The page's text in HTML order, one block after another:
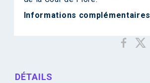
Informations complémentaires
DÉTAILS